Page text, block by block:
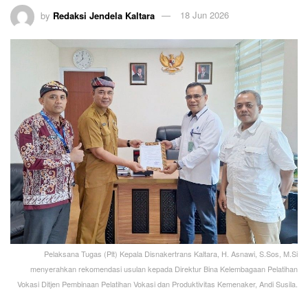
by Redaksi Jendela Kaltara 18 Jun 2026
Pelaksana Tugas (Plt) Kepala Disnakertrans Kaltara, H. Asnawi, S.Sos, M.Si
menyerahkan rekomendasi usulan kepada Direktur Bina Kelembagaan Pelatihan
Vokasi Ditjen Pembinaan Pelatihan Vokasi dan Produktivitas Kemenaker, Andi Susila.